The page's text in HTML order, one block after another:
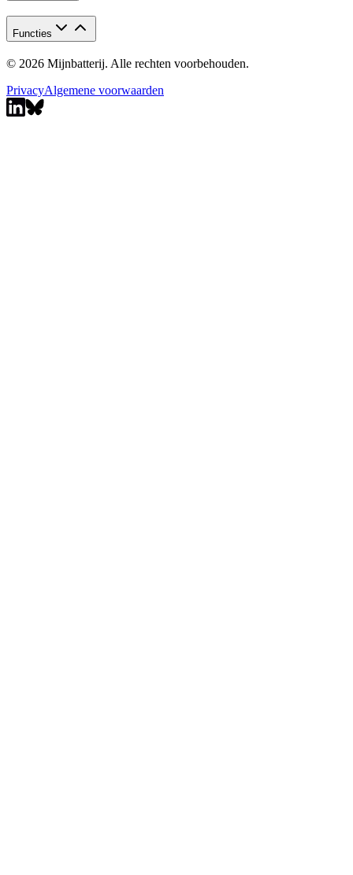
Functies
© 2026 Mijnbatterij. Alle rechten voorbehouden.
PrivacyAlgemene voorwaarden